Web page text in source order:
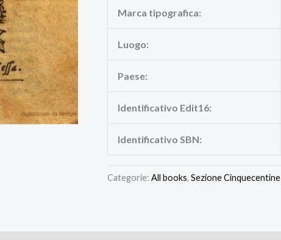
Marca tipografica:
Luogo:
Paese:
Identificativo Edit16:
Identificativo SBN:
Categorie: All books, Sezione Cinquecentine